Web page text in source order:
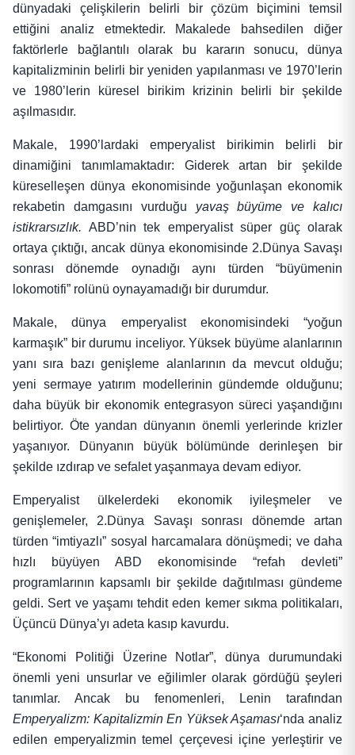
dünyadaki çelişkilerin belirli bir çözüm biçimini temsil
ettiğini analiz etmektedir. Makalede bahsedilen diğer
faktörlerle bağlantılı olarak bu kararın sonucu, dünya
kapitalizminin belirli bir yeniden yapılanması ve 1970’lerin
ve 1980’lerin küresel birikim krizinin belirli bir şekilde
aşılmasıdır.
Makale, 1990’lardaki emperyalist birikimin belirli bir
dinamiğini tanımlamaktadır: Giderek artan bir şekilde
küreselleşen dünya ekonomisinde yoğunlaşan ekonomik
rekabetin damgasını vurduğu yavaş büyüme ve kalıcı
istikrarsızlık. ABD’nin tek emperyalist süper güç olarak
ortaya çıktığı, ancak dünya ekonomisinde 2.Dünya Savaşı
sonrası dönemde oynadığı aynı türden “büyümenin
lokomotifi” rolünü oynayamadığı bir durumdur.
Makale, dünya emperyalist ekonomisindeki “yoğun
karmaşık” bir durumu inceliyor. Yüksek büyüme alanlarının
yanı sıra bazı genişleme alanlarının da mevcut olduğu;
yeni sermaye yatırım modellerinin gündemde olduğunu;
daha büyük bir ekonomik entegrasyon süreci yaşandığını
belirtiyor. Öte yandan dünyanın önemli yerlerinde krizler
yaşanıyor. Dünyanın büyük bölümünde derinleşen bir
şekilde ızdırap ve sefalet yaşanmaya devam ediyor.
Emperyalist ülkelerdeki ekonomik iyileşmeler ve
genişlemeler, 2.Dünya Savaşı sonrası dönemde artan
türden “imtiyazlı” sosyal harcamalara dönüşmedi; ve daha
hızlı büyüyen ABD ekonomisinde “refah devleti”
programlarının kapsamlı bir şekilde dağıtılması gündeme
geldi. Sert ve yaşamı tehdit eden kemer sıkma politikaları,
Üçüncü Dünya’yı adeta kasıp kavurdu.
“Ekonomi Politiği Üzerine Notlar”, dünya durumundaki
önemli yeni unsurlar ve eğilimler olarak gördüğü şeyleri
tanımlar. Ancak bu fenomenleri, Lenin tarafından
Emperyalizm: Kapitalizmin En Yüksek Aşaması‘nda analiz
edilen emperyalizmin temel çerçevesi içine yerleştirir ve